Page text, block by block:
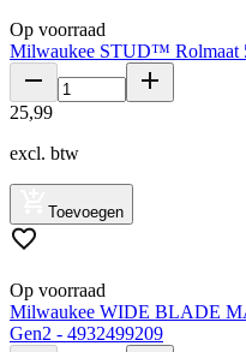
Op voorraad
Milwaukee STUD™ Rolmaat
25,99
excl. btw
Toevoegen
Op voorraad
Milwaukee WIDE BLADE
Gen2 - 4932499209